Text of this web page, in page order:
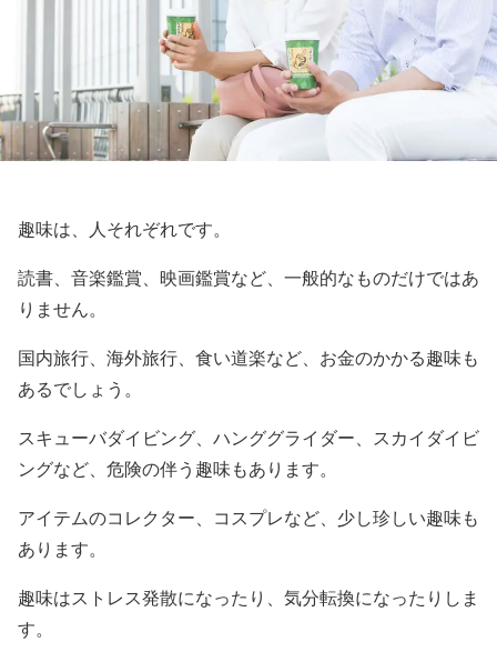
趣味は、人それぞれです。
読書、音楽鑑賞、映画鑑賞など、一般的なものだけではあ
りません。
国内旅行、海外旅行、食い道楽など、お金のかかる趣味も
あるでしょう。
スキューバダイビング、ハンググライダー、スカイダイビ
ングなど、危険の伴う趣味もあります。
アイテムのコレクター、コスプレなど、少し珍しい趣味も
あります。
趣味はストレス発散になったり、気分転換になったりしま
す。